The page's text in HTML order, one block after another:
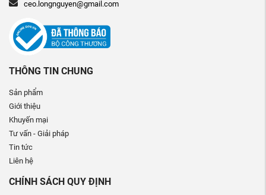
ceo.longnguyen@gmail.com
THÔNG TIN CHUNG
Sản phẩm
Giới thiệu
Khuyến mại
Tư vấn - Giải pháp
Tin tức
Liên hệ
CHÍNH SÁCH QUY ĐỊNH